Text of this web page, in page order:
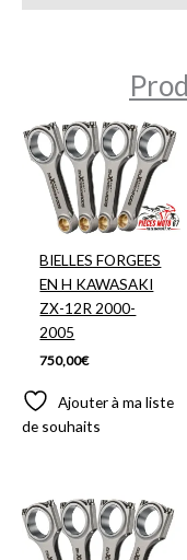
BIELLES FORGEES
EN H KAWASAKI
ZX-12R 2000-
2005
750,00€
Ajouter à ma liste
de souhaits